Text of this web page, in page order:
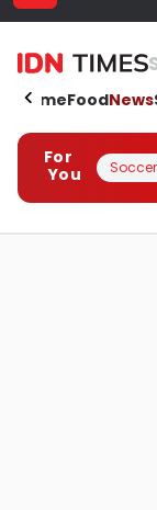
HomeFoodNews
For
You